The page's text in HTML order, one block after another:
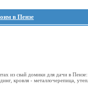
в Пензе
из свай домики для дачи в
кровля - металлочерепица,